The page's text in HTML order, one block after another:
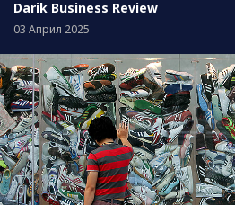
Darik Business Review
03 Април 2025